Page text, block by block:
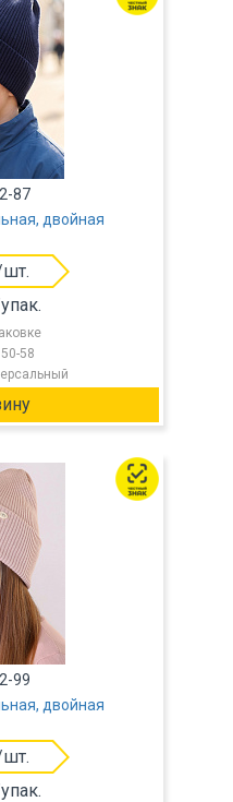
87
двойная
50-58
99
двойная